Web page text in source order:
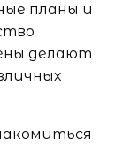
планы и
делают